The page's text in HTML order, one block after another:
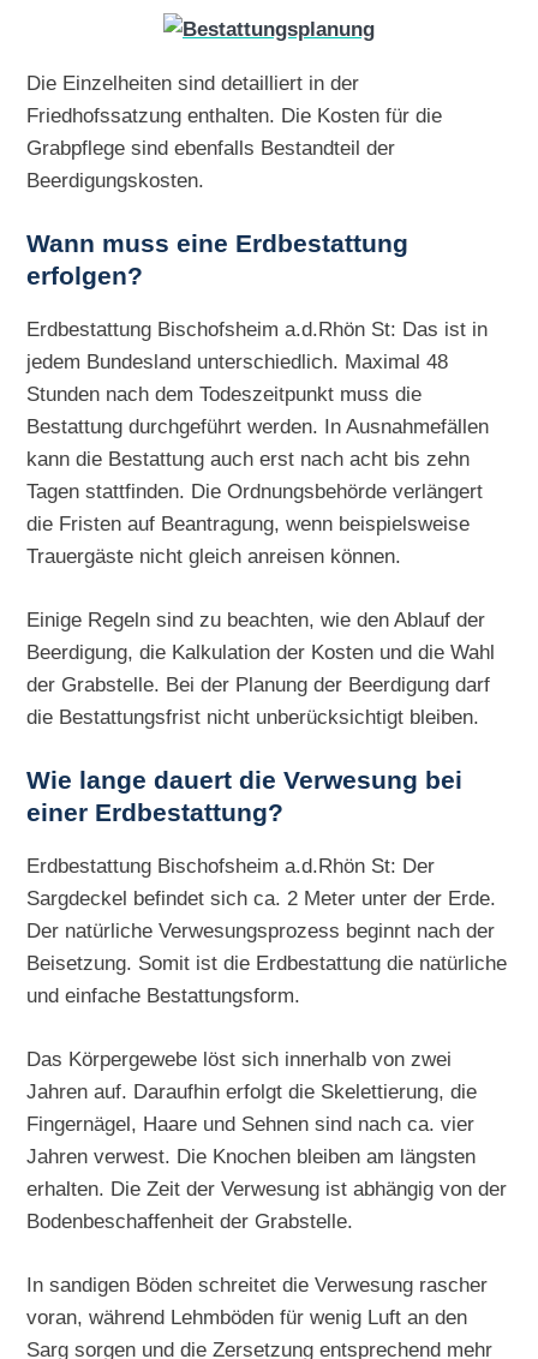
Die Einzelheiten sind detailliert in der
Friedhofssatzung enthalten. Die Kosten für die
Grabpflege sind ebenfalls Bestandteil der
Beerdigungskosten.
Wann muss eine Erdbestattung
erfolgen?
Erdbestattung Bischofsheim a.d.Rhön St: Das ist in
jedem Bundesland unterschiedlich. Maximal 48
Stunden nach dem Todeszeitpunkt muss die
Bestattung durchgeführt werden. In Ausnahmefällen
kann die Bestattung auch erst nach acht bis zehn
Tagen stattfinden. Die Ordnungsbehörde verlängert
die Fristen auf Beantragung, wenn beispielsweise
Trauergäste nicht gleich anreisen können.
Einige Regeln sind zu beachten, wie den Ablauf der
Beerdigung, die Kalkulation der Kosten und die Wahl
der Grabstelle. Bei der Planung der Beerdigung darf
die Bestattungsfrist nicht unberücksichtigt bleiben.
Wie lange dauert die Verwesung bei
einer Erdbestattung?
Erdbestattung Bischofsheim a.d.Rhön St: Der
Sargdeckel befindet sich ca. 2 Meter unter der Erde.
Der natürliche Verwesungsprozess beginnt nach der
Beisetzung. Somit ist die Erdbestattung die natürliche
und einfache Bestattungsform.
Das Körpergewebe löst sich innerhalb von zwei
Jahren auf. Daraufhin erfolgt die Skelettierung, die
Fingernägel, Haare und Sehnen sind nach ca. vier
Jahren verwest. Die Knochen bleiben am längsten
erhalten. Die Zeit der Verwesung ist abhängig von der
Bodenbeschaffenheit der Grabstelle.
In sandigen Böden schreitet die Verwesung rascher
voran, während Lehmböden für wenig Luft an den
Sarg sorgen und die Zersetzung entsprechend mehr